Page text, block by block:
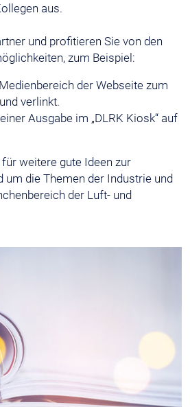
aus.
und profitieren Sie von den
zum Beispiel:
der Webseite zum
verlinkt.
Ausgabe im „DLRK Kiosk“ auf
weitere gute Ideen zur
um die Themen der Industrie und
der Luft- und